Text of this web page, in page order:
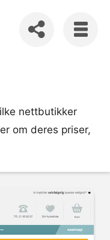
nettbutikker
om deres priser,